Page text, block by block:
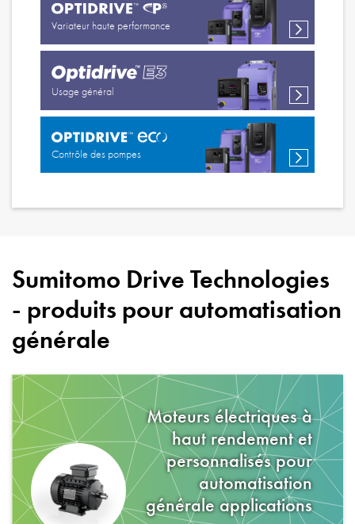
Variateur haute performance
Usage général
Contrôle des pompes
Sumitomo Drive Technologies
- produits pourautomatisation
générale
Moteurs électriques à
haut rendement et
personnalisés pour
automatisation
généraleapplications